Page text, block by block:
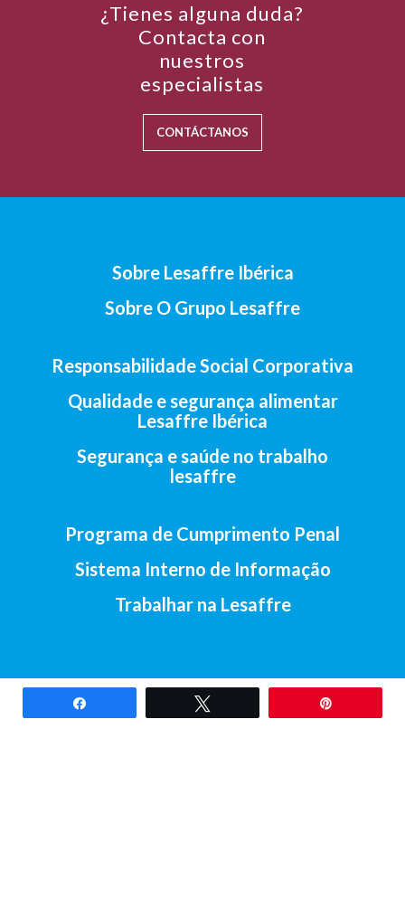
¿Tienes alguna duda?
Contacta con
nuestros
especialistas
CONTÁCTANOS
Sobre Lesaffre Ibérica
Sobre O Grupo Lesaffre
Responsabilidade Social Corporativa
Qualidade e segurança alimentar
Lesaffre Ibérica
Segurança e saúde no trabalho
lesaffre
Programa de Cumprimento Penal
Sistema Interno de Informação
Trabalhar na Lesaffre